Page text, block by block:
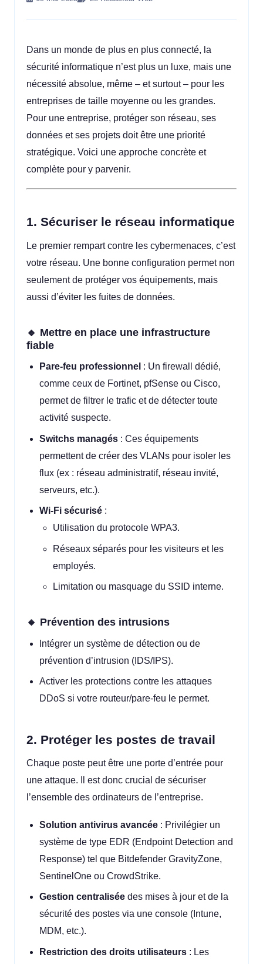
Dans un monde de plus en plus connecté, la
sécurité informatique n’est plus un luxe, mais une
nécessité absolue, même – et surtout – pour les
entreprises de taille moyenne ou les grandes.
Pour une entreprise, protéger son réseau, ses
données et ses projets doit être une priorité
stratégique. Voici une approche concrète et
complète pour y parvenir.
1. Sécuriser le réseau informatique
Le premier rempart contre les cybermenaces, c’est
votre réseau. Une bonne configuration permet non
seulement de protéger vos équipements, mais
aussi d’éviter les fuites de données.
🔸 Mettre en place une infrastructure
fiable
Pare-feu professionnel : Un firewall dédié,
comme ceux de Fortinet, pfSense ou Cisco,
permet de filtrer le trafic et de détecter toute
activité suspecte.
Switchs managés : Ces équipements
permettent de créer des VLANs pour isoler les
flux (ex : réseau administratif, réseau invité,
serveurs, etc.).
Wi-Fi sécurisé :
Utilisation du protocole WPA3.
Réseaux séparés pour les visiteurs et les
employés.
Limitation ou masquage du SSID interne.
🔸 Prévention des intrusions
Intégrer un système de détection ou de
prévention d’intrusion (IDS/IPS).
Activer les protections contre les attaques
DDoS si votre routeur/pare-feu le permet.
2. Protéger les postes de travail
Chaque poste peut être une porte d’entrée pour
une attaque. Il est donc crucial de sécuriser
l’ensemble des ordinateurs de l’entreprise.
Solution antivirus avancée : Privilégier un
système de type EDR (Endpoint Detection and
Response) tel que Bitdefender GravityZone,
SentinelOne ou CrowdStrike.
Gestion centralisée des mises à jour et de la
sécurité des postes via une console (Intune,
MDM, etc.).
Restriction des droits utilisateurs : Les